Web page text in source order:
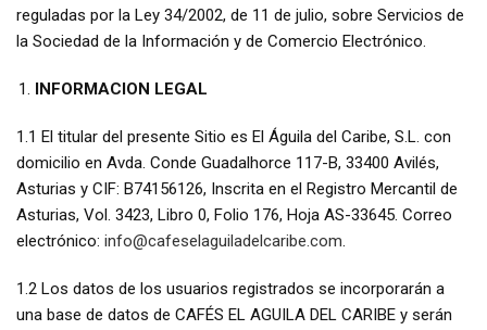
reguladas por la Ley 34/2002, de 11 de julio, sobre Servicios de
la Sociedad de la Información y de Comercio Electrónico.
INFORMACION LEGAL
1.1 El titular del presente Sitio es El Águila del Caribe, S.L. con
domicilio en Avda. Conde Guadalhorce 117-B, 33400 Avilés,
Asturias y CIF: B74156126, Inscrita en el Registro Mercantil de
Asturias, Vol. 3423, Libro 0, Folio 176, Hoja AS-33645. Correo
electrónico: info@cafeselaguiladelcaribe.com.
1.2 Los datos de los usuarios registrados se incorporarán a
una base de datos de CAFÉS EL AGUILA DEL CARIBE y serán